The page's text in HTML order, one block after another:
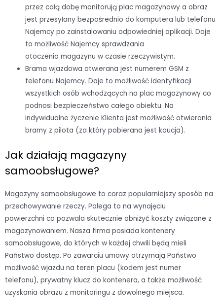
przez całą dobę monitorują plac magazynowy a obraz
jest przesyłany bezpośrednio do komputera lub telefonu
Najemcy po zainstalowaniu odpowiedniej aplikacji. Daje
to możliwość Najemcy sprawdzania
otoczenia magazynu w czasie rzeczywistym.
Brama wjazdowa otwierana jest numerem GSM z
telefonu Najemcy. Daje to możliwość identyfikacji
wszystkich osób wchodzących na plac magazynowy co
podnosi bezpieczeństwo całego obiektu. Na
indywidualne życzenie Klienta jest możliwość otwierania
bramy z pilota (za który pobierana jest kaucja).
Jak działają magazyny
samoobsługowe?
Magazyny samoobsługowe to coraz popularniejszy sposób na
przechowywanie rzeczy. Polega to na wynajęciu
powierzchni co pozwala skutecznie obniżyć koszty związane z
magazynowaniem. Nasza firma posiada kontenery
samoobsługowe, do których w każdej chwili będą mieli
Państwo dostęp. Po zawarciu umowy otrzymają Państwo
możliwość wjazdu na teren placu (kodem jest numer
telefonu), prywatny klucz do kontenera, a także możliwość
uzyskania obrazu z monitoringu z dowolnego miejsca.